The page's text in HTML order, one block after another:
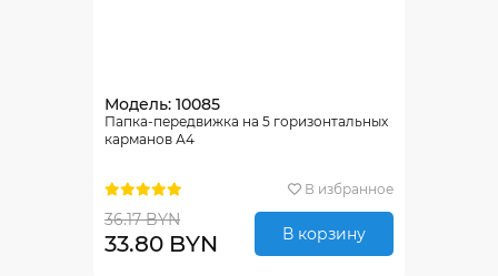
Модель: 10085
Папка-передвижка на 5 горизонтальных
карманов А4
В избранное
36.17 BYN
33.80 BYN В корзину